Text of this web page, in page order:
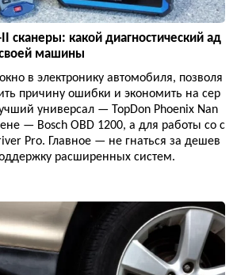
сканеры: какой диагностический ад
машины
в электронику автомобиля, позволя
причину ошибки и экономить на сер
универсал — TopDon Phoenix Nan
— Bosch OBD 1200, а для работы со с
Pro. Главное — не гнаться за дешев
расширенных систем.